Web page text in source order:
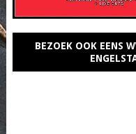
BEZOEK OOK EENS